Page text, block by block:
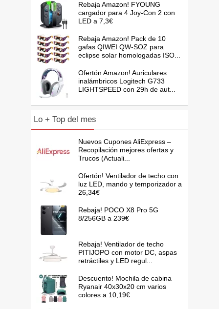
Rebaja Amazon! FYOUNG
cargador para 4 Joy-Con 2 con
LED a 7,3€
Rebaja Amazon! Pack de 10
gafas QIWEI QW-SOZ para
eclipse solar homologadas ISO...
Ofertón Amazon! Auriculares
inalámbricos Logitech G733
LIGHTSPEED con 29h de aut...
Lo + Top del mes
Nuevos Cupones AliExpress –
Recopilación mejores ofertas y
Trucos (Actuali...
Ofertón! Ventilador de techo con
luz LED, mando y temporizador a
26,34€
Rebaja! POCO X8 Pro 5G
8/256GB a 239€
Rebaja! Ventilador de techo
PITIJOPO con motor DC, aspas
retráctiles y LED regul...
Descuento! Mochila de cabina
Ryanair 40x30x20 cm varios
colores a 10,19€